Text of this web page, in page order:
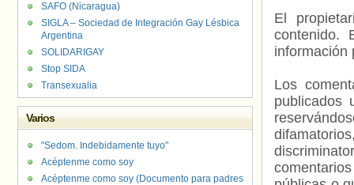
El
contenido.
información
Los
publicados
SAFO (Nicaragua)
SIGLA – Sociedad de Integración Gay Lésbica
Argentina
SOLIDARIGAY
Stop SIDA
Transexualia
Varios
"Sedom. Indebidamente tuyo"
Acéptenme como soy
Acéptenme como soy (Documento para padres